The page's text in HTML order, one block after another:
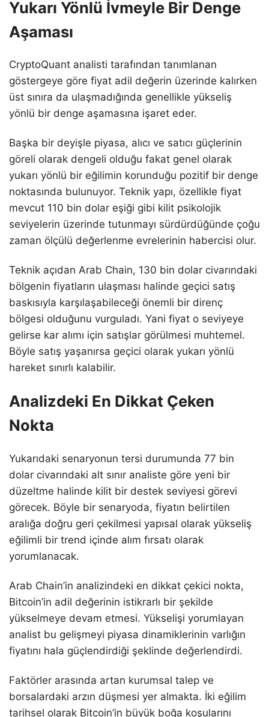
Yukarı Yönlü İvmeyle Bir Denge
Aşaması
CryptoQuant analisti tarafından tanımlanan
göstergeye göre fiyat adil değerin üzerinde kalırken
üst sınıra da ulaşmadığında genellikle yükseliş
yönlü bir denge aşamasına işaret eder.
Başka bir deyişle piyasa, alıcı ve satıcı güçlerinin
göreli olarak dengeli olduğu fakat genel olarak
yukarı yönlü bir eğilimin korunduğu pozitif bir denge
noktasında bulunuyor. Teknik yapı, özellikle fiyat
mevcut 110 bin dolar eşiği gibi kilit psikolojik
seviyelerin üzerinde tutunmayı sürdürdüğünde çoğu
zaman ölçülü değerlenme evrelerinin habercisi olur.
Teknik açıdan Arab Chain, 130 bin dolar civarındaki
bölgenin fiyatların ulaşması halinde geçici satış
baskısıyla karşılaşabileceği önemli bir direnç
bölgesi olduğunu vurguladı. Yani fiyat o seviyeye
gelirse kar alımı için satışlar görülmesi muhtemel.
Böyle satış yaşanırsa geçici olarak yukarı yönlü
hareket sınırlı kalabilir.
Analizdeki En Dikkat Çeken
Nokta
Yukarıdaki senaryonun tersi durumunda 77 bin
dolar civarındaki alt sınır analiste göre yeni bir
düzeltme halinde kilit bir destek seviyesi görevi
görecek. Böyle bir senaryoda, fiyatın belirtilen
aralığa doğru geri çekilmesi yapısal olarak yükseliş
eğilimli bir trend içinde alım fırsatı olarak
yorumlanacak.
Arab Chain’in analizindeki en dikkat çekici nokta,
Bitcoin’in adil değerinin istikrarlı bir şekilde
yükselmeye devam etmesi. Yükselişi yorumlayan
analist bu gelişmeyi piyasa dinamiklerinin varlığın
fiyatını hala güçlendirdiği şeklinde değerlendirdi.
Faktörler arasında artan kurumsal talep ve
borsalardaki arzın düşmesi yer almakta. İki eğilim
tarihsel olarak Bitcoin’in büyük boğa koşularını